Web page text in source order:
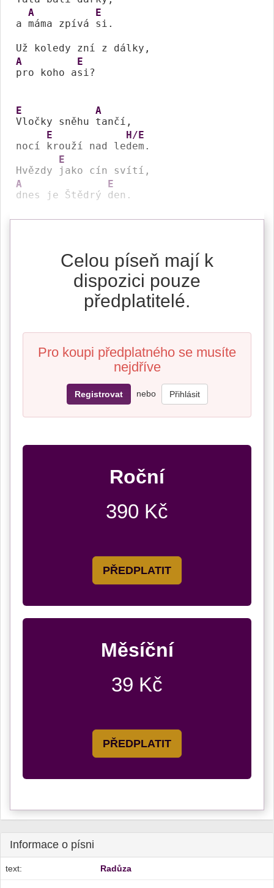
a
A
máma zpívá
E
si.
A
pro koho a
E
si?
E
Vločky sněhu
A
tančí,
nocí
E
krouží nad le
H/E
dem.
Hvězdy
E
A
dnes je Štědrý
E
den.
Celou píseň mají k
dispozici pouze
předplatitelé.
Pro koupi předplatného se musíte
nejdříve
Registrovat nebo Přihlásit
Roční
390 Kč
PŘEDPLATIT
Měsíční
39 Kč
PŘEDPLATIT
Informace o písni
text: Radůza